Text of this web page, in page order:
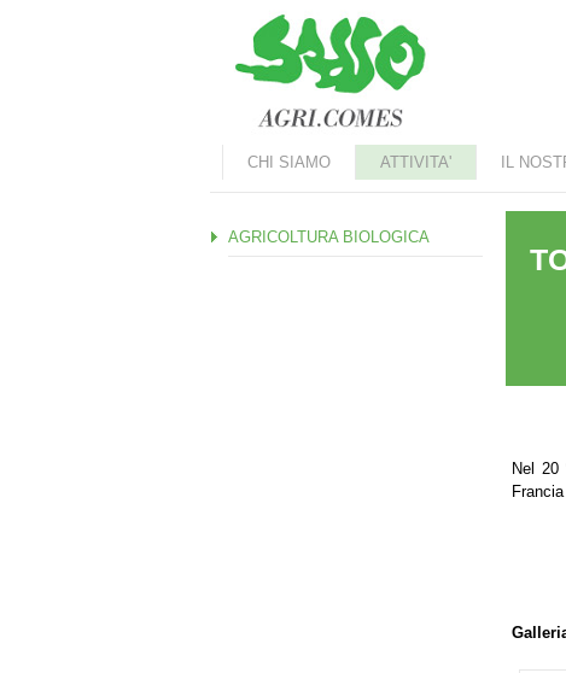
Marradi.it
CHI SIAMO ATTIVITA' IL
Nel 20
AGRICOLTURA BIOLOGICA